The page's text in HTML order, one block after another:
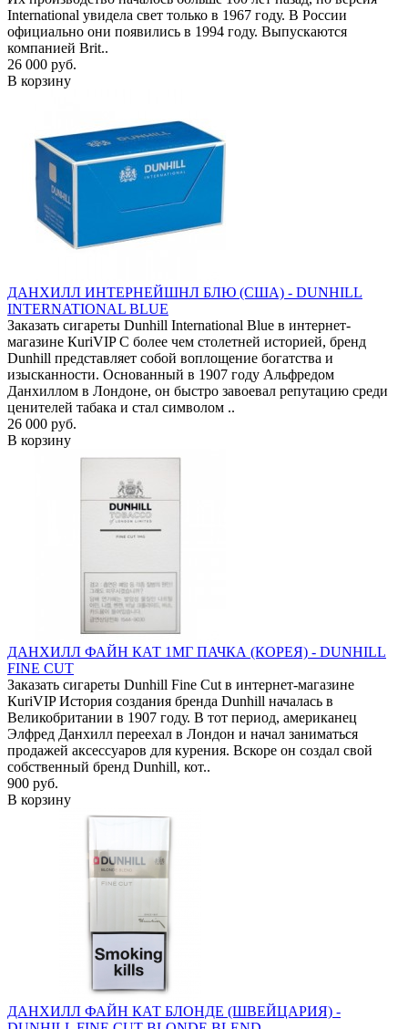
International увидела свет только в 1967 году. В России
официально они появились в 1994 году. Выпускаются
компанией Brit..
26 000 руб.
В корзину
ДАНХИЛЛ ИНТЕРНЕЙШНЛ БЛЮ (США) - DUNHILL
INTERNATIONAL BLUE
Заказать сигареты Dunhill International Blue в интернет-
магазине КuriVIP С более чем столетней историей, бренд
Dunhill представляет собой воплощение богатства и
изысканности. Основанный в 1907 году Альфредом
Данхиллом в Лондоне, он быстро завоевал репутацию среди
ценителей табака и стал символом ..
26 000 руб.
В корзину
ДАНХИЛЛ ФАЙН КАТ 1МГ ПАЧКА (КОРЕЯ) - DUNHILL
FINE CUT
Заказать сигареты Dunhill Fine Cut в интернет-магазине
КuriVIP История создания бренда Dunhill началась в
Великобритании в 1907 году. В тот период, американец
Элфред Данхилл переехал в Лондон и начал заниматься
продажей аксессуаров для курения. Вскоре он создал свой
собственный бренд Dunhill, кот..
900 руб.
В корзину
ДАНХИЛЛ ФАЙН КАТ БЛОНДЕ (ШВЕЙЦАРИЯ) -